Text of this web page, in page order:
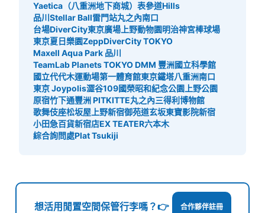
Yaetica（八重洲地下商城） 表參道Hills
品川Stellar Ball雷門站丸之內南口
台場DiverCity東京廣場 上野動物園明治神宮棒球場
東京夏日樂園ZeppDiverCity TOKYO
Maxell Aqua Park 品川
TeamLab Planets TOKYO DMM 豐洲國立科學館
國立代代木運動場第一體育館東京鐵塔八重洲南口
東京 Joypolis澀谷109國榮昭和紀念公園 上野公園
原宿竹下通豐洲 PITKITTE丸之內三得利博物館
歌舞伎座松坂屋上野新宿御苑道玄坂東寶影院新宿
小田急百貨新宿店EX TEATER六本木
綜合詢問處Plat Tsukiji
想活用閒置空間保管行李嗎？👉 合作夥伴註冊